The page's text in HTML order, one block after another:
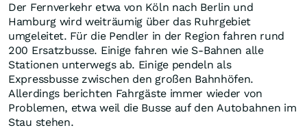
Der Fernverkehr etwa von Köln nach Berlin und
Hamburg wird weiträumig über das Ruhrgebiet
umgeleitet. Für die Pendler in der Region fahren rund
200 Ersatzbusse. Einige fahren wie S-Bahnen alle
Stationen unterwegs ab. Einige pendeln als
Expressbusse zwischen den großen Bahnhöfen.
Allerdings berichten Fahrgäste immer wieder von
Problemen, etwa weil die Busse auf den Autobahnen im
Stau stehen.